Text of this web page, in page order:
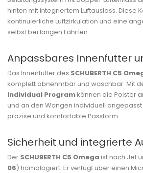
hinten mit integriertem Luftauslass. Diese
kontinuierliche Luftzirkulation und eine
selbst bei langen Fahrten.
Anpassbares Innenfutter
Das Innenfutter des SCHUBERTH C5
komplett abnehmbar und waschbar. Mit
Individual Programkönnen die Polster
und an den Wangen individuell
präzise und komfortable Passform.
Sicherheit und integrierte
Der SCHUBERTH C5 Omega ist nach Jet
06) homologiert. Er verfügt über einen